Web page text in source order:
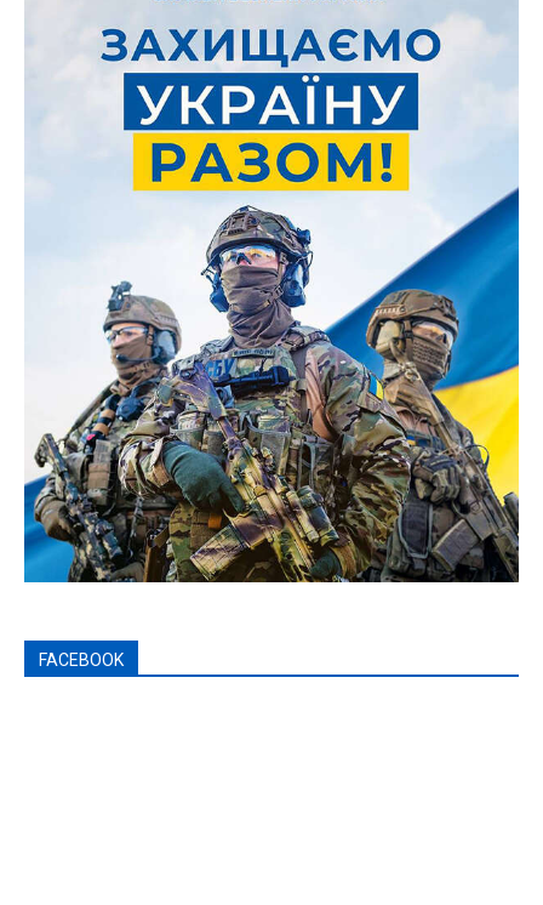
FACEBOOK